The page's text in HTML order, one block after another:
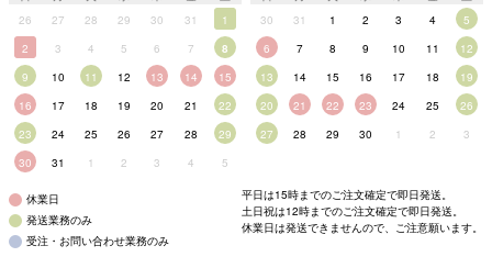
26
27 28 29 30 31
1
2
3 4 5 6 7
8
9
10 11 12 13 14
15
16
17 18 19 20 21
22
23
24 25 26 27 28
29
30
31 1 2 3 4 5
30
31 1 2 3 4
5
6
7 8 9 10 11
12
13
14 15 16 17 18
19
20
21 22 23 24 25
26
27
28 29 30 1 2 3
休業日
発送業務のみ
受注・お問い合わせ業務のみ
平日は15時までのご注文確定で即日発送。
土日祝は12時までのご注文確定で即日発送。
休業日は発送できませんので、ご注意願います。